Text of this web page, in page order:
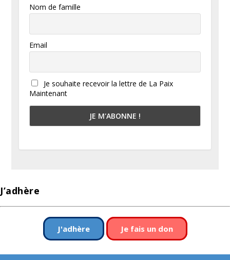
Nom de famille
Email
Je souhaite recevoir la lettre de La Paix
Maintenant
J’adhère
J'adhère Je fais un don